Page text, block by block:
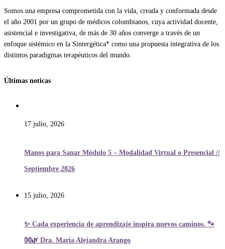
Somos una empresa comprometida con la vida, creada y conformada desde
el año 2001 por un grupo de médicos colombianos, cuya actividad docente,
asistencial e investigativa, de más de 30 años converge a través de un
enfoque sistémico en la Sintergética* como una propuesta integrativa de los
distintos paradigmas terapéuticos del mundo.
Últimas noticas
17 julio, 2026
Manos para Sanar Módulo 5 – Modalidad Virtual o Presencial //
Septiembre 2026
15 julio, 2026
✨ Cada experiencia de aprendizaje inspira nuevos caminos. 🐾
👐🌿 Dra. Maria Alejandra Arango